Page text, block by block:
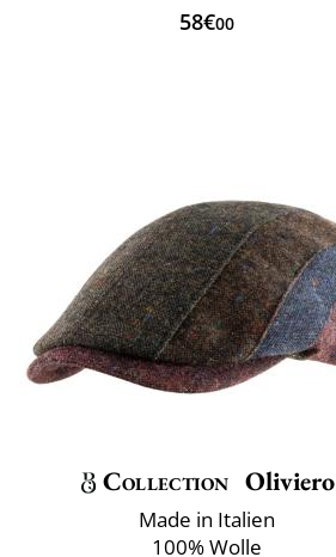
58€00
Collection Oliviero
Made in Italien
100% Wolle